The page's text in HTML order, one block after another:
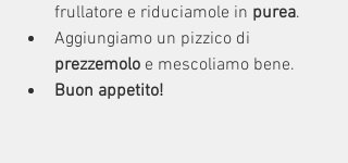
frullatore e riduciamole in purea.
Aggiungiamo un pizzico di
prezzemolo e mescoliamo bene.
Buon appetito!